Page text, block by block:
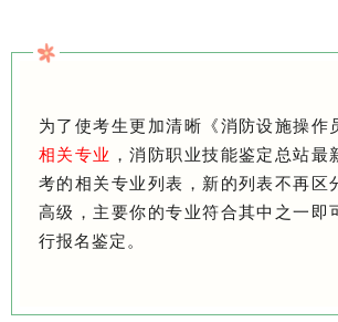
为了使考生更加清晰《消防设施操作
相关专业 ，消防职业技能鉴定总站最
考的相关专业列表，新的列表不再区
高级，主要你的专业符合其中之一即
行报名鉴定。